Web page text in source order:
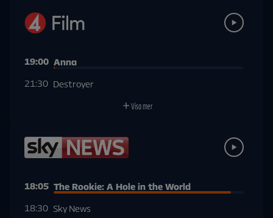
19:00 Anna
21:30 Destroyer
Visa mer
18:05 The Rookie: A Hole in the World
18:30 Sky News